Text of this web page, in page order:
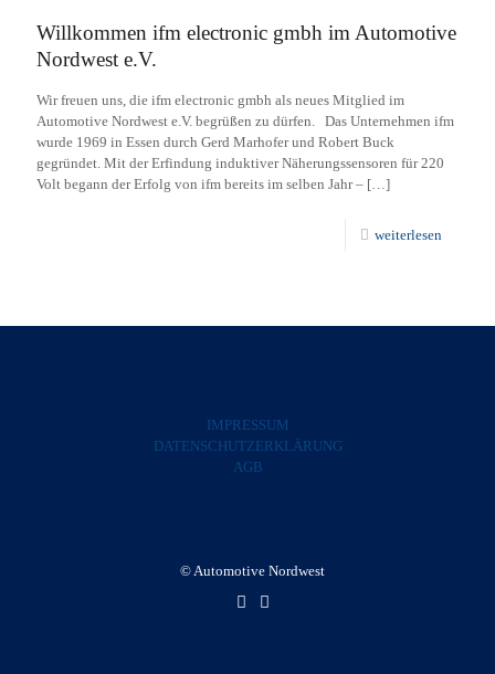
Willkommen ifm electronic gmbh im Automotive
Nordwest e.V.
Wir freuen uns, die ifm electronic gmbh als neues Mitglied im
Automotive Nordwest e.V. begrüßen zu dürfen. Das Unternehmen ifm
wurde 1969 in Essen durch Gerd Marhofer und Robert Buck
gegründet. Mit der Erfindung induktiver Näherungssensoren für 220
Volt begann der Erfolg von ifm bereits im selben Jahr – […]
weiterlesen
IMPRESSUM
DATENSCHUTZERKLÄRUNG
AGB
© Automotive Nordwest